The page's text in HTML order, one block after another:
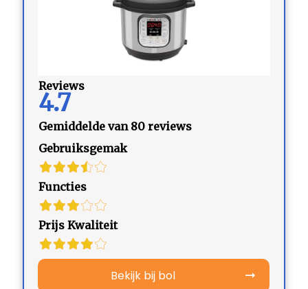
Reviews
4.7
Gemiddelde van 80 reviews
Gebruiksgemak
Functies
Prijs Kwaliteit
Bekijk bij bol